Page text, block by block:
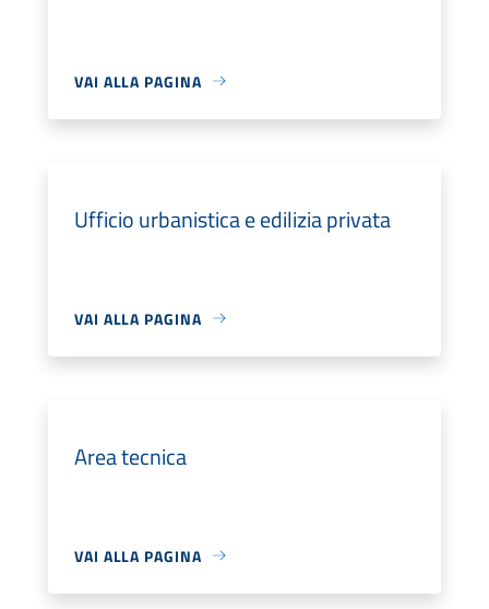
VAI ALLA PAGINA
Ufficio urbanistica e edilizia privata
VAI ALLA PAGINA
Area tecnica
VAI ALLA PAGINA